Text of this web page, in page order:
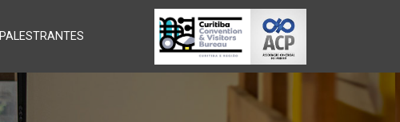
PALESTRANTES